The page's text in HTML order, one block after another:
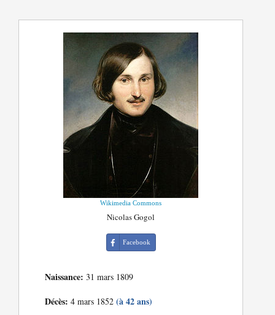
Wikimedia Commons
Nicolas Gogol
Facebook
Naissance: 31 mars 1809
Décès: 4 mars 1852(à 42 ans)